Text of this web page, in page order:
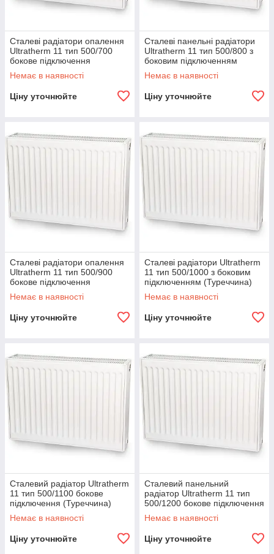
Сталеві радіатори опалення
Ultratherm 11 тип 500/700
бокове підключення
(Туреччина)
Немає в наявності
Ціну уточнюйте
Сталеві панельні радіатори
Ultratherm 11 тип 500/800 з
боковим підключенням
(Туреччина)
Немає в наявності
Ціну уточнюйте
Сталеві радіатори опалення
Ultratherm 11 тип 500/900
бокове підключення
(Туреччина)
Немає в наявності
Ціну уточнюйте
Сталеві радіатори Ultratherm
11 тип 500/1000 з боковим
підключенням (Туреччина)
Немає в наявності
Ціну уточнюйте
Сталевий радіатор Ultratherm
11 тип 500/1100 бокове
підключення (Туреччина)
Немає в наявності
Ціну уточнюйте
Сталевий панельний
радіатор Ultratherm 11 тип
500/1200 бокове підключення
(Туреччина)
Немає в наявності
Ціну уточнюйте